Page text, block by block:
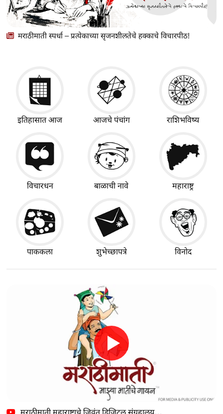
मराठीमाती स्पर्धा – प्रत्येकाच्या सृजनशीलतेचे हक्काचे विचारपीठ!
इतिहासात आज आजचे पंचांग राशिभविष्य
विचारधन बाळाची नावे महाराष्ट्र
पाककला शुभेच्छापत्रे विनोद